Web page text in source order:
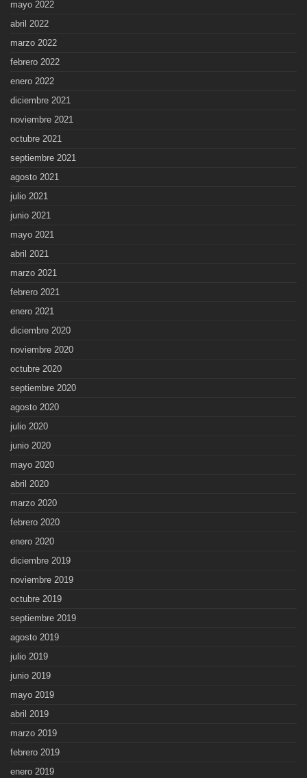
mayo 2022
abril 2022
marzo 2022
febrero 2022
enero 2022
diciembre 2021
noviembre 2021
octubre 2021
septiembre 2021
agosto 2021
julio 2021
junio 2021
mayo 2021
abril 2021
marzo 2021
febrero 2021
enero 2021
diciembre 2020
noviembre 2020
octubre 2020
septiembre 2020
agosto 2020
julio 2020
junio 2020
mayo 2020
abril 2020
marzo 2020
febrero 2020
enero 2020
diciembre 2019
noviembre 2019
octubre 2019
septiembre 2019
agosto 2019
julio 2019
junio 2019
mayo 2019
abril 2019
marzo 2019
febrero 2019
enero 2019